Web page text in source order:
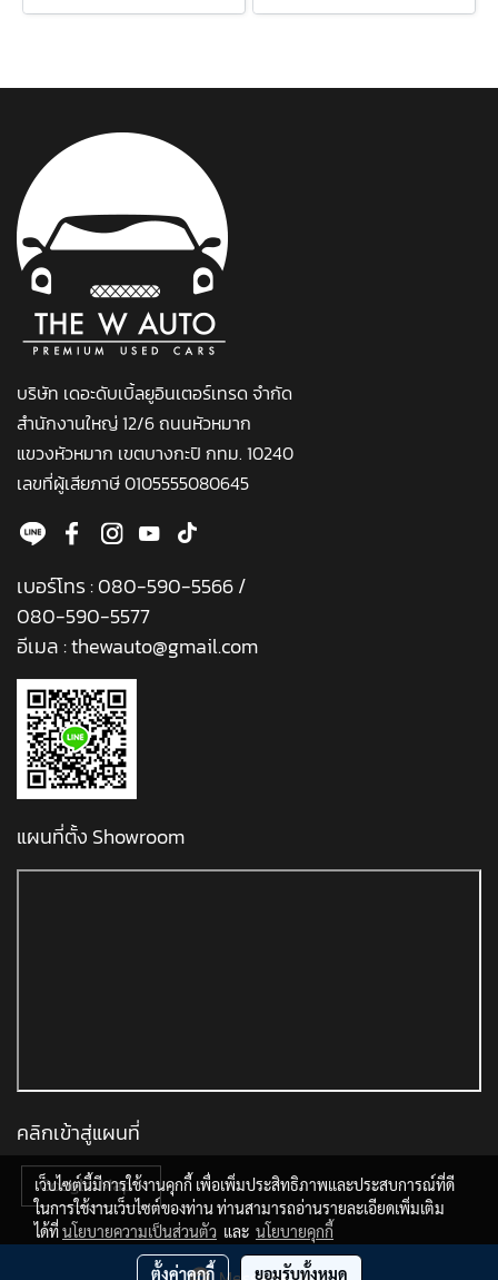
บริษัท เดอะดับเบิ้ลยูอินเตอร์เทรด จำกัด
สำนักงานใหญ่ 12/6 ถนนหัวหมาก
แขวงหัวหมาก เขตบางกะปิ กทม. 10240
เลขที่ผู้เสียภาษี 0105555080645
เบอร์โทร :080-590-5566/
080-590-5577
อีเมล :thewauto@gmail.com
แผนที่ตั้ง Showroom
คลิกเข้าสู่แผนที่
Copyright © All Right Reserved
เว็บไซต์นี้มีการใช้งานคุกกี้ เพื่อเพิ่มประสิทธิภาพและประสบการณ์ที่ดี
ในการใช้งานเว็บไซต์ของท่าน ท่านสามารถอ่านรายละเอียดเพิ่มเติม
ได้ที่นโยบายความเป็นส่วนตัว และ นโยบายคุกกี้
ตั้งค่าคุกกี้ ยอมรับทั้งหมด